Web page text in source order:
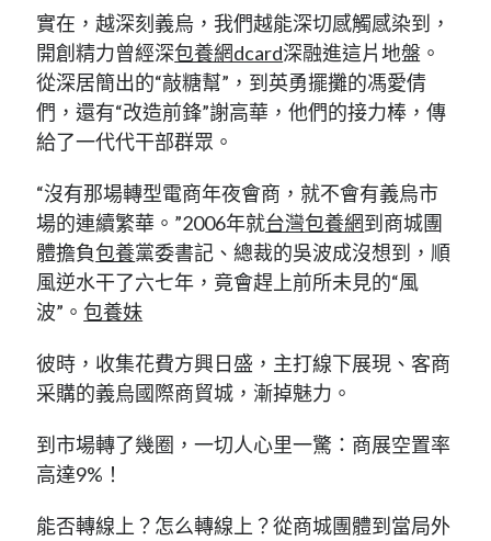
實在，越深刻義烏，我們越能深切感觸感染到，
開創精力曾經深包養網dcard深融進這片地盤。
從深居簡出的“敲糖幫”，到英勇擺攤的馮愛倩
們，還有“改造前鋒”謝高華，他們的接力棒，傳
給了一代代干部群眾。
“沒有那場轉型電商年夜會商，就不會有義烏市
場的連續繁華。”2006年就台灣包養網到商城團
體擔負包養黨委書記、總裁的吳波成沒想到，順
風逆水干了六七年，竟會趕上前所未見的“風
波”。包養妹
彼時，收集花費方興日盛，主打線下展現、客商
采購的義烏國際商貿城，漸掉魅力。
到市場轉了幾圈，一切人心里一驚：商展空置率
高達9%！
能否轉線上？怎么轉線上？從商城團體到當局外